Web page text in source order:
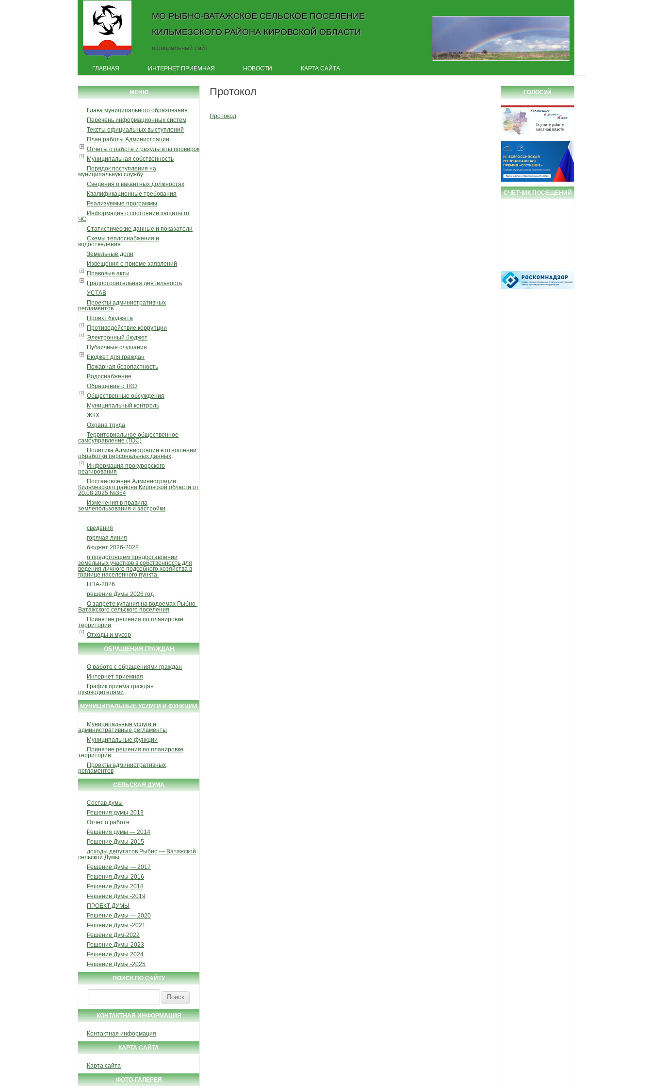
МО РЫБНО-ВАТАЖСКОЕ СЕЛЬСКОЕ ПОСЕЛЕНИЕ
КИЛЬМЕЗСКОГО РАЙОНА КИРОВСКОЙ ОБЛАСТИ
официальный сайт
Skip to content
ГЛАВНАЯ ИНТЕРНЕТ ПРИЕМНАЯ НОВОСТИ КАРТА САЙТА
МЕНЮ
Глава муниципального образования
Перечень информационных систем
Тексты официальных выступлений
План работы Администрации
Отчеты о работе и результаты проверок
Муниципальная собственность
Порядок поступления на
муниципальную службу
Сведения о вакантных должностях
Квалификационные требования
Реализуемые программы
Информация о состоянии защиты от
ЧС
Статистические данные и показатели
Схемы теплоснабжения и
водоотведения
Земельные доли
Извещения о приеме заявлений
Правовые акты
Градостроительная деятельность
УСТАВ
Проекты административных
регламентов
Проект бюджета
Противодействие коррупции
Электронный бюджет
Публичные слушания
Бюджет для граждан
Пожарная безопастность
Водоснабжение
Обращение с ТКО
Общественные обсуждения
Муниципальный контроль
ЖКХ
Охрана труда
Территориальное общественное
самоуправление (ТОС)
Политика Администрации в отношении
обработки персональных данных
Информация прокурорского
реагирования
Постановление Администрации
Кильмезского района Кировской области от
20.08.2025 №354
Изменения в правила
землепользования и застройки
сведения
горячая линия
бюджет 2026-2028
о предстоящем предоставлении
земельных участков в собственность для
ведения личного подсобного хозяйства в
границе населенного пункта.
НПА-2026
решение Думы 2026 год
О запрете купания на водоемах Рыбно-
Ватажского сельского поселения
Принятие решения по планировке
территории
Отходы и мусор
ОБРАЩЕНИЯ ГРАЖДАН
О работе с обращениями граждан
Интернет приемная
График приема граждан
руководителями
МУНИЦИПАЛЬНЫЕ УСЛУГИ И ФУНКЦИИ
Муниципальные услуги и
административные регламенты
Муниципальные функции
Принятие решения по планировке
территории
Проекты административных
регламентов
СЕЛЬСКАЯ ДУМА
Состав думы
Решения думы-2013
Отчет о работе
Решения думы — 2014
Решение Думы-2015
доходы депутатов Рыбно — Ватажской
сельской Думы
Решение Думы — 2017
Решения Думы-2016
Решение Думы 2018
Решение Думы -2019
ПРОЕКТ ДУМЫ
Решение Думы — 2020
Решение Думы -2021
Решение Дум-2022
Решение Думы-2023
Решение Думы 2024
Решение Думы -2025
ПОИСК ПО САЙТУ
КОНТАКТНАЯ ИНФОРМАЦИЯ
Контактная информация
КАРТА САЙТА
Карта сайта
ФОТО-ГАЛЕРЕЯ
Протокол
Протокол
ГОЛОСУЙ
СЧЕТЧИК ПОСЕЩЕНИЙ